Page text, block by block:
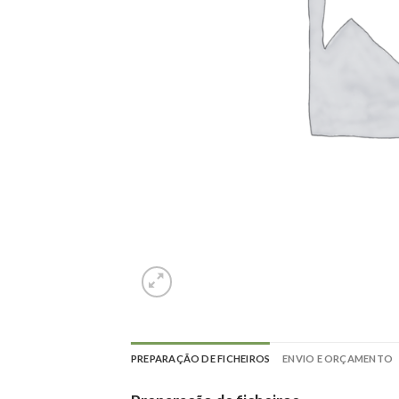
PREPARAÇÃO DE FICHEIROS ENVIO E ORÇAMENTO